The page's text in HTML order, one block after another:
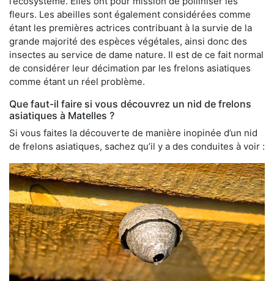
fleurs. Les abeilles sont également considérées comme
étant les premières actrices contribuant à la survie de la
grande majorité des espèces végétales, ainsi donc des
insectes au service de dame nature. Il est de ce fait normal
de considérer leur décimation par les frelons asiatiques
comme étant un réel problème.
Que faut-il faire si vous découvrez un nid de frelons
asiatiques à Matelles ?
Si vous faites la découverte de manière inopinée d’un nid
de frelons asiatiques, sachez qu’il y a des conduites à voir :